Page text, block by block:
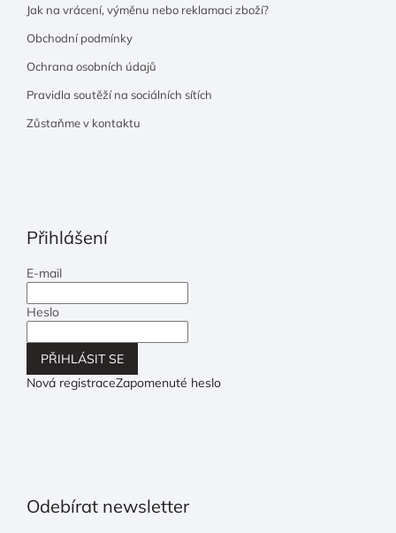
Jak na vrácení, výměnu nebo reklamaci zboží?
Obchodní podmínky
Ochrana osobních údajů
Pravidla soutěží na sociálních sítích
Zůstaňme v kontaktu
Přihlášení
E-mail
Heslo
PŘIHLÁSIT SE
Nová registraceZapomenuté heslo
Odebírat newsletter